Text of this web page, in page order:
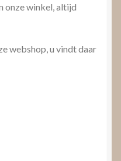
onze winkel, altijd
webshop, u vindt daar